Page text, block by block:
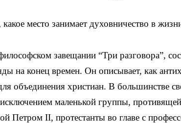
место занимает духовничество в
завещании “Три разговора”,
на конец времен. Он описывает, как
объединения христиан. В большинстве
исключением маленькой группы,
Петром II, протестанты во главе с